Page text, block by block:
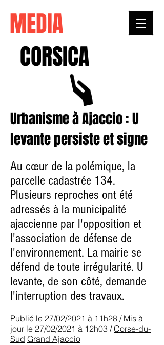
MEDIA
CORSICA
Urbanisme à Ajaccio : U
levante persiste et signe
Au cœur de la polémique, la
parcelle cadastrée 134.
Plusieurs reproches ont été
adressés à la municipalité
ajaccienne par l'opposition et
l'association de défense de
l'environnement. La mairie se
défend de toute irrégularité. U
levante, de son côté, demande
l'interruption des travaux.
Publié le 27/02/2021 à 11h28 / Mis à
jour le 27/02/2021 à 12h03 /Corse-du-
Sud Grand Ajaccio